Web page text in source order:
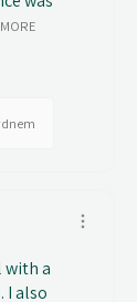
a
I also